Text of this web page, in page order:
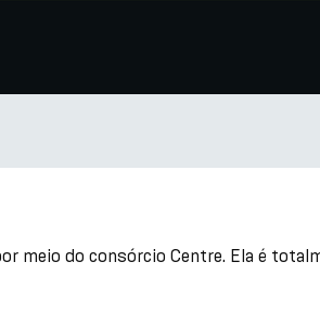
meio do consórcio Centre. Ela é